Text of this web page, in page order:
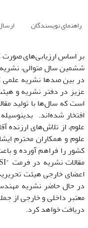
راهنمای نویسندگان
ششمین سال متوالی،
در بین صدها نشریه
عزیز در دفتر نشریه و
است که سال‌ها با تولید
افتخار شده‌اند.
علوم، از تلاش‌های
علوم و همکاران محترم
کشور را فراهم آورده و
اعضای خارجی هیئت
دریافت خواهد کرد.